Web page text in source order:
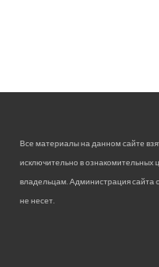
Все материалы на данном сайте
исключительно в
владельцам. Администрация сайта
не несет.